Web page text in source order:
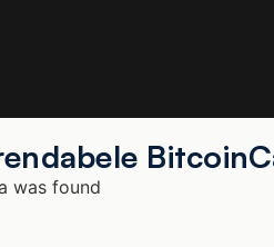
was found